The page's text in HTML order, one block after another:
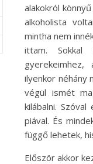
alakokról
alkoholista
mintha nem
ittam.
ilyenkor néhány
végül ismét
kilábalni.
piával. És
függő lehetek,
Először akkor